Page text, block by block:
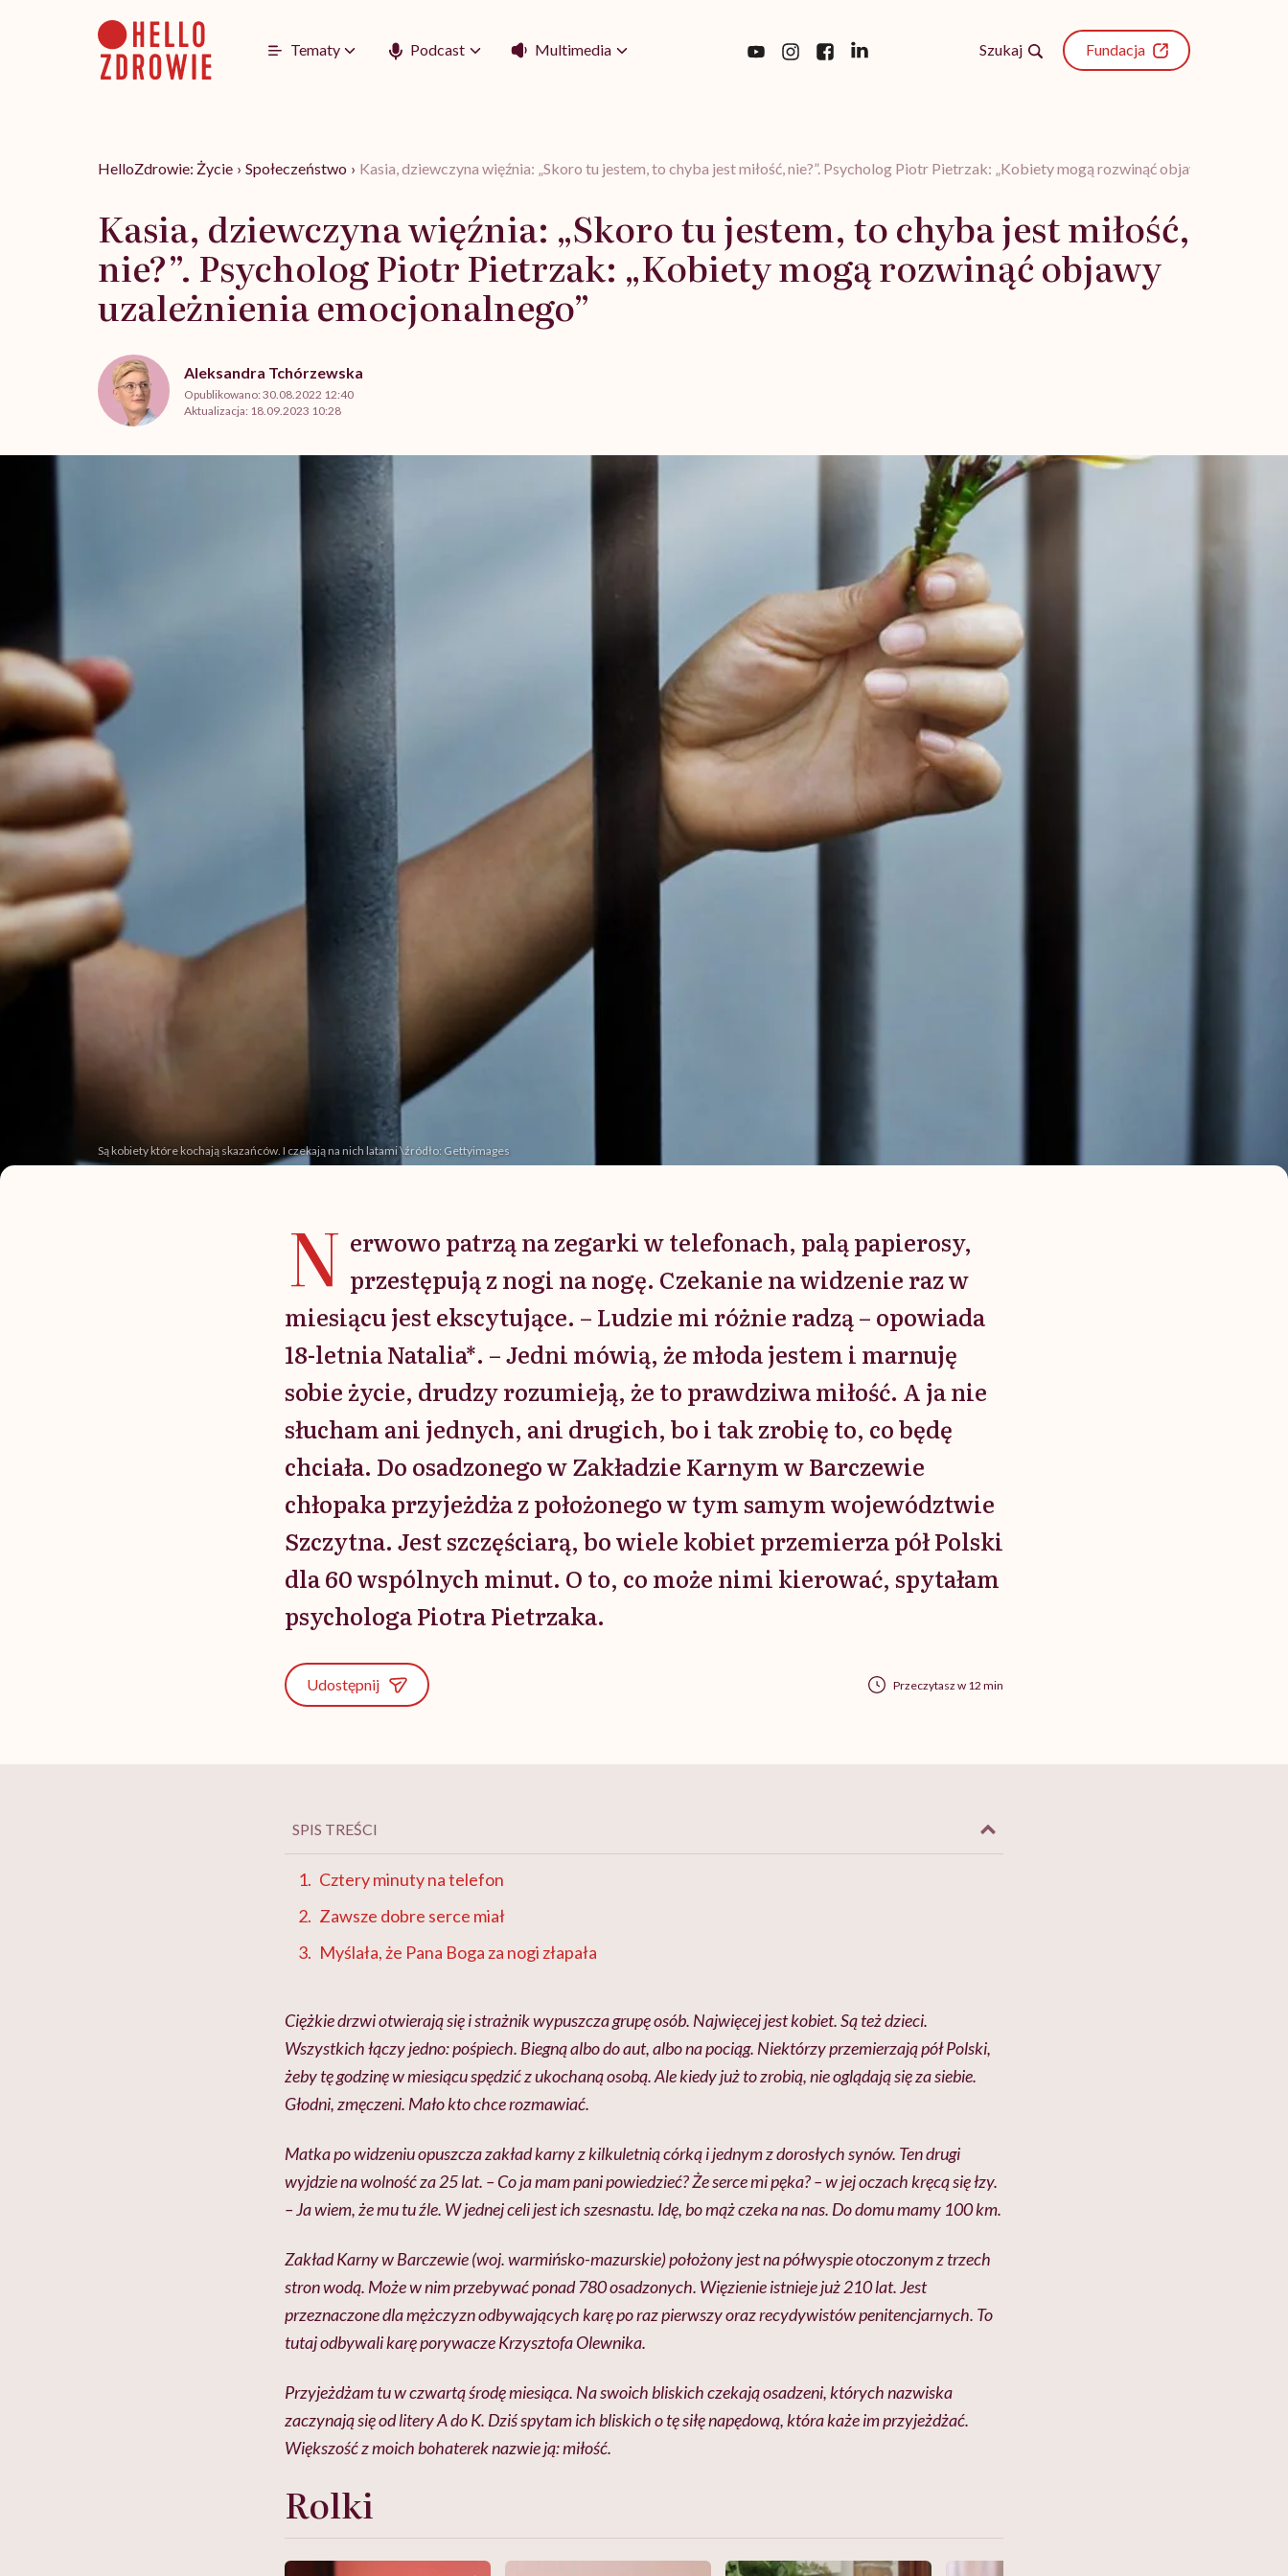
Tematy Podcast Multimedia Szukaj Fundacja
HelloZdrowie: Życie › Społeczeństwo › Kasia, dziewczyna więźnia: „Skoro tu jestem, to chyba jest miłość, nie?”. Psycholog Piotr Pietrzak: „Kobiety mogą rozwinąć objawy
Kasia, dziewczyna więźnia: „Skoro tu jestem, to chyba jest miłość,
nie?”. Psycholog Piotr Pietrzak: „Kobiety mogą rozwinąć objawy
uzależnienia emocjonalnego”
Aleksandra Tchórzewska
Opublikowano:30.08.2022 12:40
Aktualizacja: 18.09.2023 10:28
Są kobiety które kochają skazańców. I czekają na nich latami \źródło: Gettyimages
N erwowo patrzą na zegarki w telefonach, palą papierosy,
przestępują z nogi na nogę. Czekanie na widzenie raz w
miesiącu jest ekscytujące. – Ludzie mi różnie radzą – opowiada
18-letnia Natalia*. – Jedni mówią, że młoda jestem i marnuję
sobie życie, drudzy rozumieją, że to prawdziwa miłość. A ja nie
słucham ani jednych, ani drugich, bo i tak zrobię to, co będę
chciała. Do osadzonego w Zakładzie Karnym w Barczewie
chłopaka przyjeżdża z położonego w tym samym województwie
Szczytna. Jest szczęściarą, bo wiele kobiet przemierza pół Polski
dla 60 wspólnych minut. O to, co może nimi kierować, spytałam
psychologa Piotra Pietrzaka.
Udostępnij Przeczytasz w 12 min
SPIS TREŚCI
Cztery minuty na telefon
Zawsze dobre serce miał
Myślała, że Pana Boga za nogi złapała
Ciężkie drzwi otwierają się i strażnik wypuszcza grupę osób. Najwięcej jest kobiet. Są też dzieci.
Wszystkich łączy jedno: pośpiech. Biegną albo do aut, albo na pociąg. Niektórzy przemierzają pół Polski,
żeby tę godzinę w miesiącu spędzić z ukochaną osobą. Ale kiedy już to zrobią, nie oglądają się za siebie.
Głodni, zmęczeni. Mało kto chce rozmawiać.
Matka po widzeniu opuszcza zakład karny z kilkuletnią córką i jednym z dorosłych synów. Ten drugi
wyjdzie na wolność za 25 lat. – Co ja mam pani powiedzieć? Że serce mi pęka? – w jej oczach kręcą się łzy.
– Ja wiem, że mu tu źle. W jednej celi jest ich szesnastu. Idę, bo mąż czeka na nas. Do domu mamy 100 km.
Zakład Karny w Barczewie (woj. warmińsko-mazurskie) położony jest na półwyspie otoczonym z trzech
stron wodą. Może w nim przebywać ponad 780 osadzonych. Więzienie istnieje już 210 lat. Jest
przeznaczone dla mężczyzn odbywających karę po raz pierwszy oraz recydywistów penitencjarnych. To
tutaj odbywali karę porywacze Krzysztofa Olewnika.
Przyjeżdżam tu w czwartą środę miesiąca. Na swoich bliskich czekają osadzeni, których nazwiska
zaczynają się od litery A do K. Dziś spytam ich bliskich o tę siłę napędową, która każe im przyjeżdżać.
Większość z moich bohaterek nazwie ją: miłość.
Rolki